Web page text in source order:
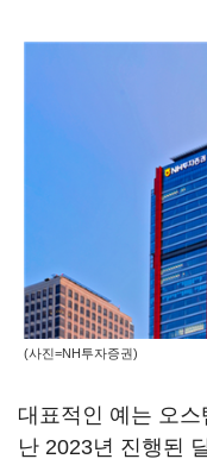
(사진=NH투자증권)
대표적인 예는 오
난 2023년 진행된